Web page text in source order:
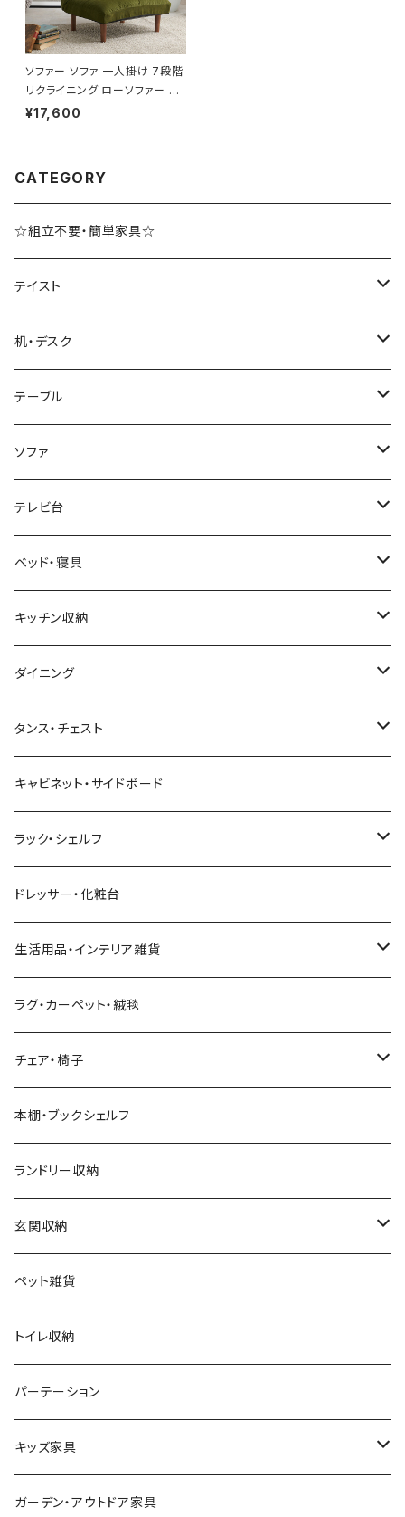
ソファー ソファ 一人掛け 7段階
リクライニング ローソファー 一
人暮らし 新生活 幅75
¥17,600
CATEGORY
☆組立不要・簡単家具☆
テイスト
ブルックリンスタイル
ホテルライク風インテリア
韓国インテリア
和風/和モダン
ミッドセンチュリー
西海岸風
カフェ風
ヴィンテージ
北欧風・ノルディック
インダストリアル
フレンチカントリー
アジアン
ボタニカル
モダン
カントリー
アンティーク
ヨーロピアン
モノトーン
ナチュラル
シンプル
スタイリッシュ
レトロ
机・デスク
パソコンデスク・ワークデスク
学習机・勉強机
収納付きデスク
折りたたみデスク
サイズ
幅100cm以下
幅101～120cm
デスクワゴン
テーブル
サイズ
幅100cm以下
幅101～120cm
ローテーブル・リビングテーブル
サイドテーブル・ナイトテーブル
カウンターテーブル
こたつ・こたつテーブル
こたつテーブル+布団掛敷セット
こたつテーブル+掛け布団
ネストテーブル
折りたたみテーブル
昇降式・リフティングテーブル
ソファ
サイズ
幅90cm以下
幅91～120cm
1人掛けソファ
2人掛けソファ
3人掛けソファ
4人掛け以上のソファ
ソファベッド
フロアソファ・ローソファ
リクライニングソファ
カウチソファ・コーナーソファ
オットマン
電動リクライニングソファ
テレビ台
サイズ
幅90cm以下
幅91～120cm
ロータイプテレビ台・ローボード
ミドルタイプテレビ台
コーナーテレビ台
ハイタイプテレビ台・壁面収納
伸縮テレビ台
テレビスタンド
ベッド・寝具
サイズ
セミシングルショート
シングルベッド
ベッドフレーム
マット付きベッド
収納付きベッド
ロフトベッド
ヘッドボード
マットレス
寝具
キッチン収納
食器棚
キッチンカウンター
キッチンワゴン
レンジ台
キッチンラック
キッチン雑貨
ダイニング
ダイニングテーブル
ダイニングテーブルセット
2人用ダイニングテーブルセット
4人用ダイニングテーブルセット
ダイニングチェア・ベンチ
ダイニングソファ
タンス・チェスト
サイドチェスト
ハイチェスト
キャビネット・サイドボード
ラック・シェルフ
オープンラック
突っ張り収納
カート
ディスプレイラック
ドレッサー・化粧台
生活用品・インテリア雑貨
ミラー・姿見
ハンガーラック・ポールハンガー
ダストボックス
ハンキングラック
プランター用品
クッション
その他
ラグ・カーペット・絨毯
チェア・椅子
スツール
カウンターチェア
デザイナーズチェア
ダイニングチェア
オフィスチェア
パーソナルチェア
フォールディングチェア
玄関・エントランスチェア
本棚・ブックシェルフ
ランドリー収納
玄関収納
シューズラック・シューズボックス
傘立て
その他
ペット雑貨
トイレ収納
パーテーション
キッズ家具
プレイマット
ガーデン・アウトドア家具